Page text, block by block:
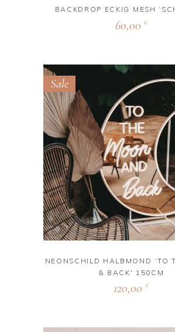
BACKDROP ECKIG MESH
60,00 €
Sale
NEONSCHILD HALBMOND ‘TO
& BACK' 150CM
120,00 €